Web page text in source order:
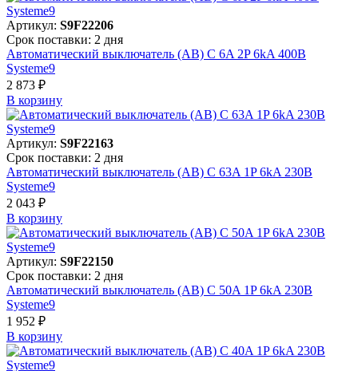
Артикул: S9F22206
Срок поставки: 2 дня
Автоматический выключатель (АВ) C 6A 2P 6kA 400В
Systeme9
2 873 ₽
В корзинy
Артикул: S9F22163
Срок поставки: 2 дня
Автоматический выключатель (АВ) C 63A 1P 6kA 230В
Systeme9
2 043 ₽
В корзинy
Артикул: S9F22150
Срок поставки: 2 дня
Автоматический выключатель (АВ) C 50A 1P 6kA 230В
Systeme9
1 952 ₽
В корзинy